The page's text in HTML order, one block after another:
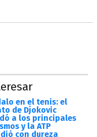
en el tenis: el
de Djokovic
a los principales
y la ATP
con dureza